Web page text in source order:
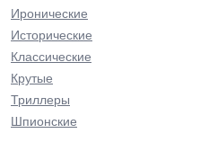
Иронические
Исторические
Классические
Крутые
Триллеры
Шпионские